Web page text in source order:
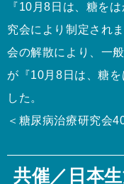
『10月8日は、糖を
究会により制定され
会の解散により、一
が『10月8日は、糖
した。
＜糖尿病治療研究会
共催／ 日本